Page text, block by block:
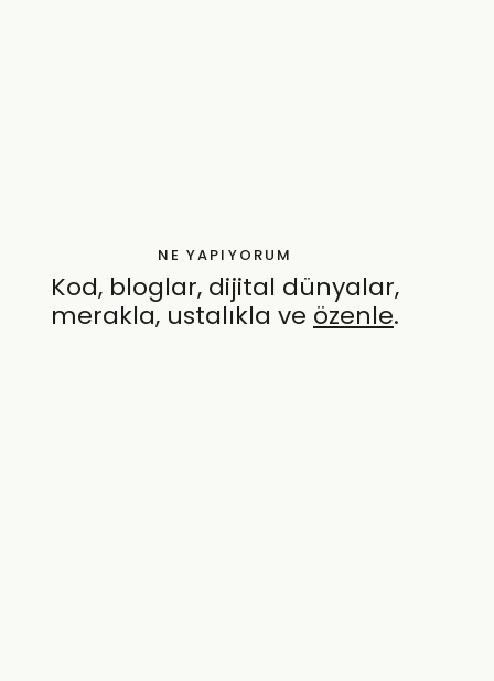
NE YAPIYORUM
Kod, bloglar, dijital dünyalar,
merakla, ustalıkla ve özenle.